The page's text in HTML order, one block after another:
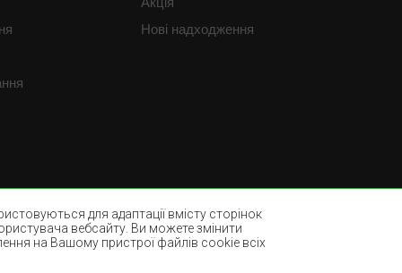
для адаптації вмісту сторінок
вебсайту. Ви можете змінити
на Вашому пристрої файлів cookie всіх
Нові надходження